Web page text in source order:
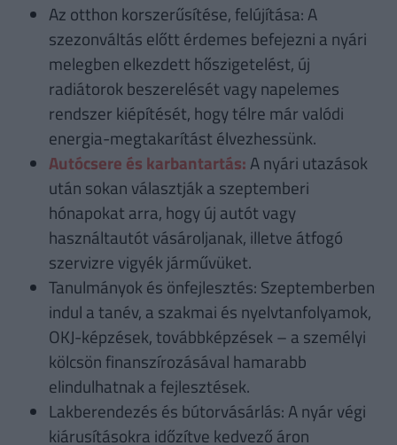
Az otthon korszerűsítése, felújítása: A
szezonváltás előtt érdemes befejezni a nyári
melegben elkezdett hőszigetelést, új
radiátorok beszerelését vagy napelemes
rendszer kiépítését, hogy télre már valódi
energia-megtakarítást élvezhessünk.
Autócsere és karbantartás:A nyári utazások
után sokan választják a szeptemberi
hónapokat arra, hogy új autót vagy
használtautót vásároljanak, illetve átfogó
szervizre vigyék járművüket.
Tanulmányok és önfejlesztés: Szeptemberben
indul a tanév, a szakmai és nyelvtanfolyamok,
OKJ-képzések, továbbképzések – a személyi
kölcsön finanszírozásával hamarabb
elindulhatnak a fejlesztések.
Lakberendezés és bútorvásárlás: A nyár végi
kiárusításokra időzítve kedvező áron